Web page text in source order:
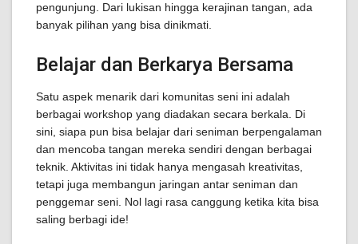
pengunjung. Dari lukisan hingga kerajinan tangan, ada
banyak pilihan yang bisa dinikmati.
Belajar dan Berkarya Bersama
Satu aspek menarik dari komunitas seni ini adalah
berbagai workshop yang diadakan secara berkala. Di
sini, siapa pun bisa belajar dari seniman berpengalaman
dan mencoba tangan mereka sendiri dengan berbagai
teknik. Aktivitas ini tidak hanya mengasah kreativitas,
tetapi juga membangun jaringan antar seniman dan
penggemar seni. Nol lagi rasa canggung ketika kita bisa
saling berbagi ide!